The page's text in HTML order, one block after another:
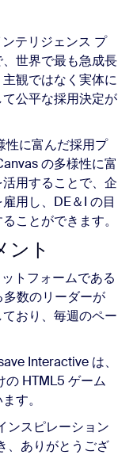
テリジェンス プ
世界で最も急成長
観ではなく実体に
公平な採用決定が
性に富んだ採用プ
の多様性に富
用することで、企
用し、DE＆I の目
ことができます。
ント
トフォームである
数のリーダーが
おり、毎週のペー
Interactive は、
の HTML5 ゲーム
す。
ンスピレーション
、ありがとうござ